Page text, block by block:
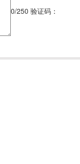
0/250 验证码：